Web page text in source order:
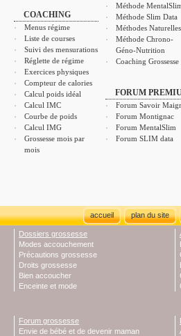
COACHING
Menus régime
Liste de courses
Suivi des mensurations
Réglette de régime
Exercices physiques
Compteur de calories
Calcul poids idéal
Calcul IMC
Courbe de poids
Calcul IMG
Grossesse mois par
mois
Méthode
Méthode Slim Data
Méthodes Naturelles
Méthode Chrono-
Géno-Nutrition
Coaching Grossesse
FORUM
Forum Savoir
Forum Montignac
Forum MentalSlim
Forum SLIM data
accueil plan du site
Dossiers grossesse
Modes accouchement
Précautions grossesse
Droits grossesse
Bien accoucher
Enceinte et mode
Forum grossesse
Envie de bébé et de devenir maman